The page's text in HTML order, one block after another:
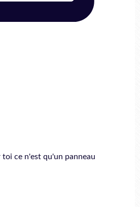
ce n'est qu'un panneau